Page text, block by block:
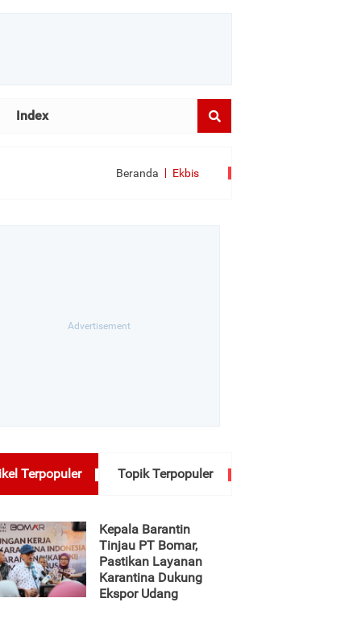
Index
Beranda Ekbis
Terpopuler Topik Terpopuler
Kepala Barantin
Tinjau PT Bomar,
Pastikan Layanan
Karantina Dukung
Ekspor Udang